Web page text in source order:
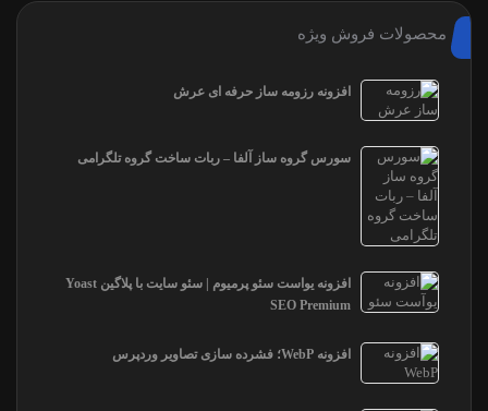
محصولات فروش ویژه
افزونه رزومه ساز حرفه ای عرش
سورس گروه ساز آلفا – ربات ساخت گروه تلگرامی
افزونه یواست سئو پرمیوم | سئو سایت با پلاگین Yoast
SEO Premium
افزونه WebP؛ فشرده سازی تصاویر وردپرس